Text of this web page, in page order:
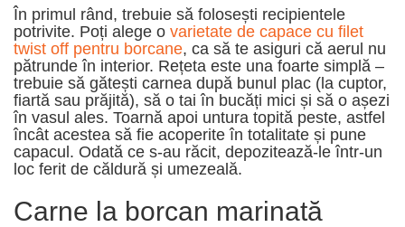
În primul rând, trebuie să folosești recipientele
potrivite. Poți alege o varietate de capace cu filet
twist off pentru borcane, ca să te asiguri că aerul nu
pătrunde în interior. Rețeta este una foarte simplă –
trebuie să gătești carnea după bunul plac (la cuptor,
fiartă sau prăjită), să o tai în bucăți mici și să o așezi
în vasul ales. Toarnă apoi untura topită peste, astfel
încât acestea să fie acoperite în totalitate și pune
capacul. Odată ce s-au răcit, depozitează-le într-un
loc ferit de căldură și umezeală.
Carne la borcan marinată